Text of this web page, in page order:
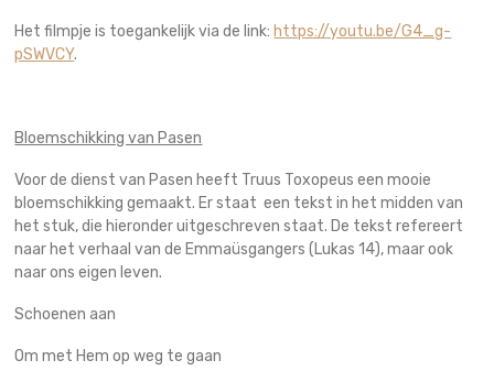
Het filmpje is toegankelijk via de link: https://youtu.be/G4_g-
pSWVCY.
Bloemschikking van Pasen
Voor de dienst van Pasen heeft Truus Toxopeus een mooie
bloemschikking gemaakt. Er staat een tekst in het midden van
het stuk, die hieronder uitgeschreven staat. De tekst refereert
naar het verhaal van de Emmaüsgangers (Lukas 14), maar ook
naar ons eigen leven.
Schoenen aan
Om met Hem op weg te gaan